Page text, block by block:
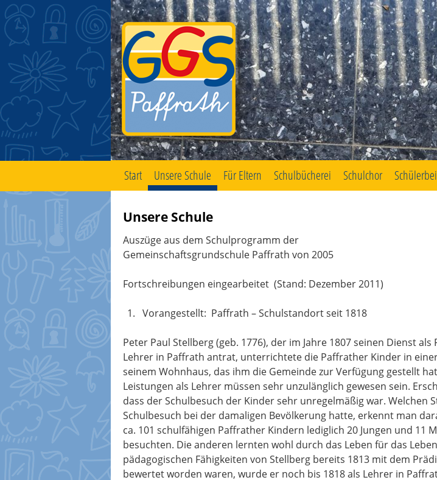
Zum
Start Unsere Schule Für Eltern Schulbücherei Schulchor
Unsere Schule
Auszüge aus dem Schulprogramm der
Gemeinschaftsgrundschule Paffrath von 2005
Fortschreibungen eingearbeitet (Stand: Dezember 2011)
Vorangestellt: Paffrath – Schulstandort seit 1818
Peter Paul Stellberg (geb. 1776), der im Jahre 1807 seinen Dienst
Lehrer in Paffrath antrat, unterrichtete die Paffrather Kinder in
seinem Wohnhaus, das ihm die Gemeinde zur Verfügung gestellt
Leistungen als Lehrer müssen sehr unzulänglich gewesen sein.
dass der Schulbesuch der Kinder sehr unregelmäßig war. Welchen
Schulbesuch bei der damaligen Bevölkerung hatte, erkennt man
ca. 101 schulfähigen Paffrather Kindern lediglich 20 Jungen und 11
besuchten. Die anderen lernten wohl durch das Leben für das
pädagogischen Fähigkeiten von Stellberg bereits 1813 mit dem
bewertet worden waren, wurde er noch bis 1818 als Lehrer in